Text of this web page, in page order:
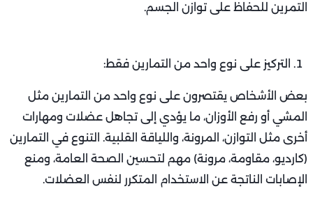
التمرين للحفاظ على توازن الجسم.
التركيز على نوع واحد من التمارين فقط:
بعض الأشخاص يقتصرون على نوع واحد من التمارين مثل
المشي أو رفع الأوزان، ما يؤدي إلى تجاهل عضلات ومهارات
أخرى مثل التوازن، المرونة، واللياقة القلبية. التنوع في التمارين
(كارديو، مقاومة، مرونة) مهم لتحسين الصحة العامة، ومنع
الإصابات الناتجة عن الاستخدام المتكرر لنفس العضلات.